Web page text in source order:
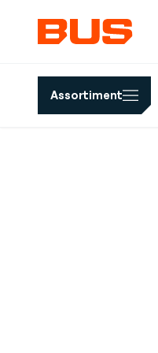
Assortiment